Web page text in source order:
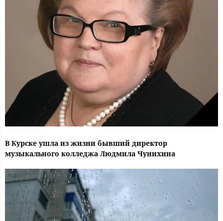
В Курске ушла из жизни бывший директор
музыкального колледжа Людмила Чунихина